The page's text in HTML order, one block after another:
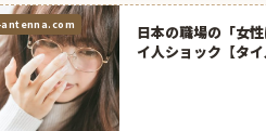
日本の職場の「女
イ人ショック【タイ